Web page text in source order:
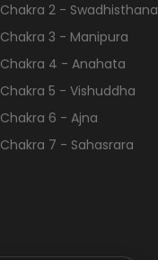
Chakra 2 - Swadhisthana
Chakra 3 - Manipura
Chakra 4 - Anahata
Chakra 5 - Vishuddha
Chakra 6 - Ajna
Chakra 7 - Sahasrara